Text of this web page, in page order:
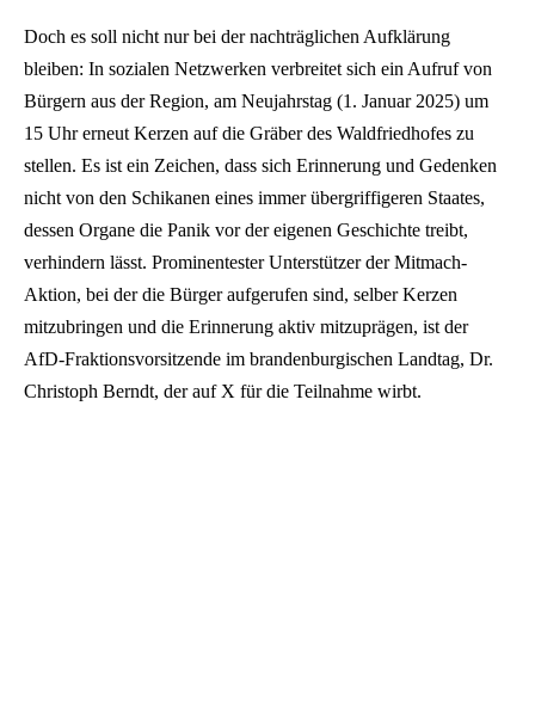
Doch es soll nicht nur bei der nachträglichen Aufklärung
bleiben: In sozialen Netzwerken verbreitet sich ein Aufruf von
Bürgern aus der Region, am Neujahrstag (1. Januar 2025) um
15 Uhr erneut Kerzen auf die Gräber des Waldfriedhofes zu
stellen. Es ist ein Zeichen, dass sich Erinnerung und Gedenken
nicht von den Schikanen eines immer übergriffigeren Staates,
dessen Organe die Panik vor der eigenen Geschichte treibt,
verhindern lässt. Prominentester Unterstützer der Mitmach-
Aktion, bei der die Bürger aufgerufen sind, selber Kerzen
mitzubringen und die Erinnerung aktiv mitzuprägen, ist der
AfD-Fraktionsvorsitzende im brandenburgischen Landtag, Dr.
Christoph Berndt, der auf X für die Teilnahme wirbt.